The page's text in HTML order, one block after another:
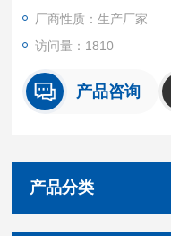
厂商性质：生产厂家
访问量：1810
产品咨询
产品分类